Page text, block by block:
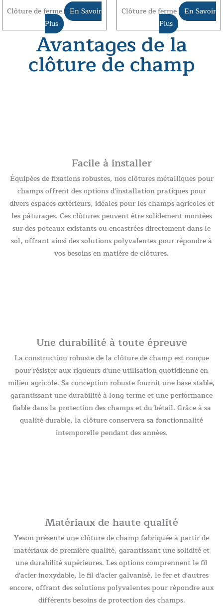
Clôture de ferme En Savoir
Plus
Clôture de ferme
En Savoir
Plus
Avantages de la
clôture de champ
Facile à installer
Équipées de fixations robustes, nos clôtures métalliques pour
champs offrent des options d'installation pratiques pour
divers espaces extérieurs, idéales pour les champs agricoles et
les pâturages. Ces clôtures peuvent être solidement montées
sur des poteaux existants ou encastrées directement dans le
sol, offrant ainsi des solutions polyvalentes pour répondre à
vos besoins en matière de clôtures.
Une durabilité à toute épreuve
La construction robuste de la clôture de champ est conçue
pour résister aux rigueurs d'une utilisation quotidienne en
milieu agricole. Sa conception robuste fournit une base stable,
garantissant une durabilité à long terme et une performance
fiable dans la protection des champs et du bétail. Grâce à sa
qualité durable, la clôture conservera sa fonctionnalité
intemporelle pendant des années.
Matériaux de haute qualité
Yeson présente une clôture de champ fabriquée à partir de
matériaux de première qualité, garantissant une solidité et
une durabilité supérieures. Les options comprennent le fil
d'acier inoxydable, le fil d'acier galvanisé, le fer et d'autres
encore, offrant des solutions polyvalentes pour répondre aux
différents besoins de protection des champs.